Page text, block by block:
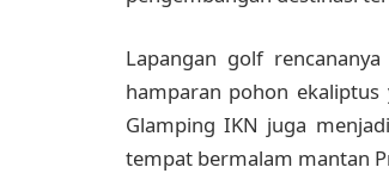
Lapangan golf
hamparan pohon ekaliptus
Glamping IKN juga
tempat bermalam mantan